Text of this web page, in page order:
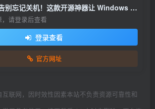
KShutdown – 告别忘记关机！这款开源神器让 Windows 定时关机变轻松
请登录后查看
登录查看
官方网址
互联网，因时效性因素本站不负责资源可靠性和